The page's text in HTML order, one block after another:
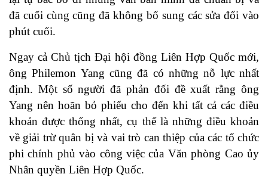
đã cuối cùng cũng đã không bổ sung các sửa đổi vào
phút cuối.
Ngay cả Chủ tịch Đại hội đồng Liên Hợp Quốc mới,
ông Philemon Yang cũng đã có những nỗ lực nhất
định. Một số người đã phản đối đề xuất rằng ông
Yang nên hoãn bỏ phiếu cho đến khi tất cả các điều
khoản được thống nhất, cụ thể là những điều khoản
về giải trừ quân bị và vai trò can thiệp của các tổ chức
phi chính phủ vào công việc của Văn phòng Cao ủy
Nhân quyền Liên Hợp Quốc.